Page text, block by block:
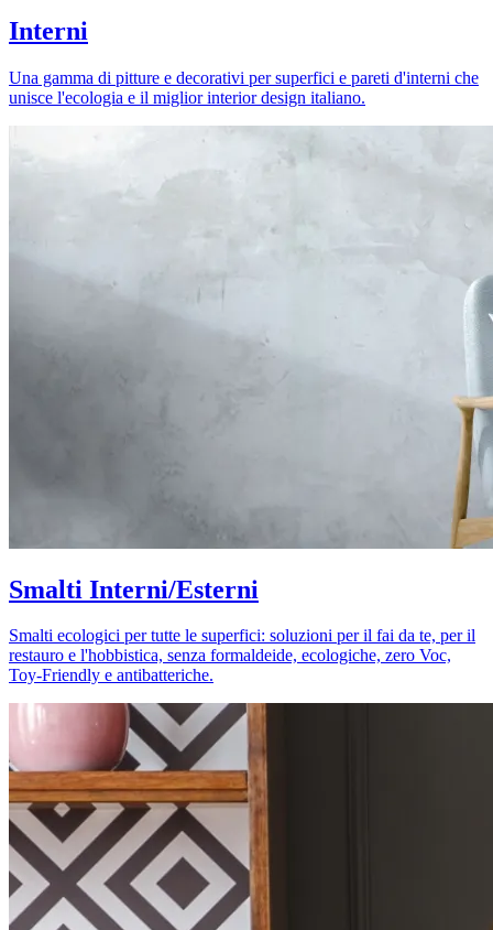
Interni
Una gamma di pitture e decorativi per superfici e pareti d'interni che
unisce l'ecologia e il miglior interior design italiano.
Smalti Interni/Esterni
Smalti ecologici per tutte le superfici: soluzioni per il fai da te, per il
restauro e l'hobbistica, senza formaldeide, ecologiche, zero Voc,
Toy-Friendly e antibatteriche.